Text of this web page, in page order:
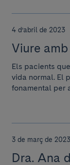
4 d’abril de 2023
Viure
Els pacients
vida normal. El
fonamental per
3 de març de 2023
Dra. Ana